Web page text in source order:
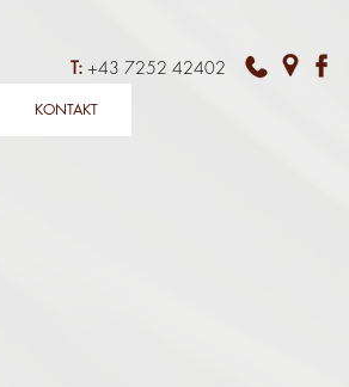
T: +43 7252 42402
KONTAKT